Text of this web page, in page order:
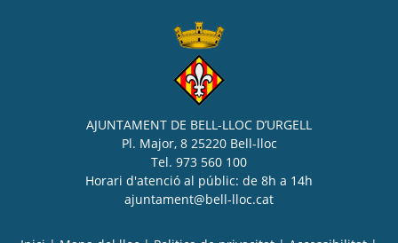
AJUNTAMENT DE BELL-LLOC D’URGELL
Pl. Major, 8 25220 Bell-lloc
Tel. 973 560 100
Horari d'atenció al públic: de 8h a 14h
ajuntament@bell-lloc.cat